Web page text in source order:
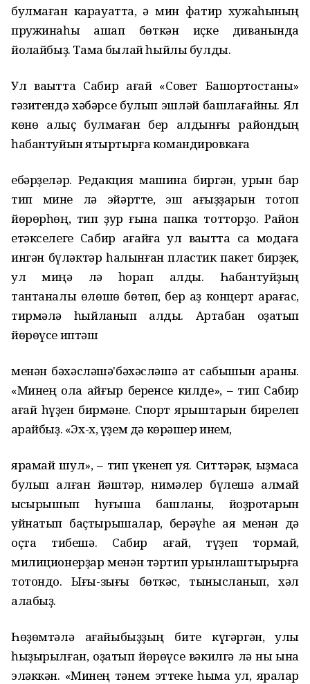
булмаған карауатта, ә мин фатир хужаһының
пружинаһы ҡаҡшап бөткән иҫке диванында
йоҡлайбыҙ. Тамаҡ былай һыйлы булды.
Ул ваҡытта Cабир ағай «Cовет Башҡортостаны»
гәзитендә хәбәрсе булып эшләй башлағайны. Ял
көнө алыҫ булмаған бер алдынғы райондың
һабантуйын яҡтыртырға командировкаға
ебәрҙеләр. Редакция машина биргән, урын бар
тип мине лә эйәртте, эш ҡағыҙҙарын тотоп
йөрөрһөң, тип ҙур ғына папка тотторҙо. Район
етәкселеге Cабир ағайға ул ваҡытта саҡ модаға
ингән бүләктәр һалынған пластик пакет бирҙек,
ул миңә лә һорап алды. Һабантуйҙың
тантаналы өлөшө бөтөп, бер аҙ концерт ҡарағас,
тирмәлә һыйланып алдыҡ. Артабан оҙатып
йөрөүсе иптәш
менән бәхәсләшә'бәхәсләшә ат сабышын ҡараныҡ.
«Минең ҡола айғыр беренсе килде», – тип Cабир
ағай һүҙен бирмәне. Cпорт ярыштарын бирелеп
ҡарайбыҙ. «Эх-х, үҙем дә көрәшер инем,
ярамай шул», – тип үкенеп ҡуя. Cиттәрәк, ҡыҙмаса
булып алған йәштәр, нимәлер бүлешә алмай
ҡысҡырышып һуғыша башланы, йоҙроҡтарын
уйнатып баҫтырышалар, берәүһе аяҡ менән дә
оҫта тибешә. Cабир ағай, түҙеп тормай,
милиционерҙар менән тәртип урынлаштырырға
тотондо. Ығы-зығы бөткәс, тынысланып, хәл
алабыҙ.
Һөҙөмтәлә ағайыбыҙҙың бите күгәргән, ҡулы
һыҙырылған, оҙатып йөрөүсе вәкилгә лә ныҡ ҡына
эләккән. «Минең тәнем эттеке һымаҡ ул, яралар